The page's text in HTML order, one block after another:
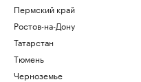
Пермский край
Ростов-на-Дону
Татарстан
Тюмень
Черноземье